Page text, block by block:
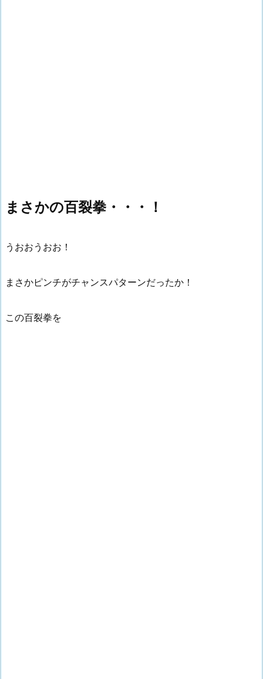
まさかの百裂拳・・・！
うおおうおお！
まさかピンチがチャンスパターンだったか！
この百裂拳を